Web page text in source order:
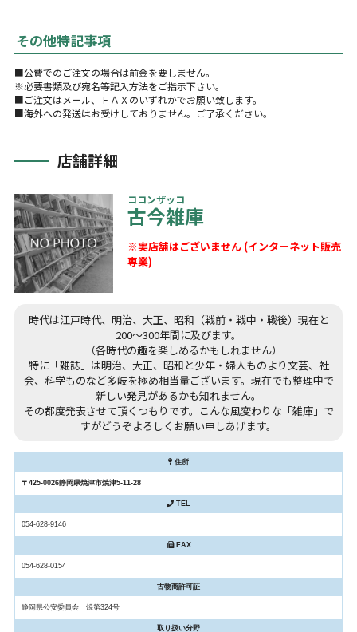
その他特記事項
■公費でのご注文の場合は前金を要しません。
※必要書類及び宛名等記入方法をご指示下さい。
■ご注文はメール、ＦＡＸのいずれかでお願い致します。
■海外への発送はお受けしておりません。ご了承ください。
店舗詳細
ココンザッコ
古今雑庫
※実店舗はございません (インターネット販売
専業)
時代は江戸時代、明治、大正、昭和（戦前・戦中・戦後）現在と
200～300年間に及びます。
（各時代の趣を楽しめるかもしれません）
特に「雑誌」は明治、大正、昭和と少年・婦人ものより文芸、社
会、科学ものなど多岐を極め相当量ございます。現在でも整理中で
新しい発見があるかも知れません。
その都度発表させて頂くつもりです。こんな風変わりな「雑庫」で
すがどうぞよろしくお願い申しあげます。
住所
〒425-0026静岡県焼津市焼津5-11-28
TEL
054-628-9146
FAX
054-628-0154
古物商許可証
静岡県公安委員会 焼第324号
取り扱い分野